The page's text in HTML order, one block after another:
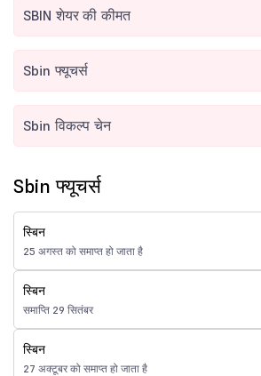
SBIN शेयर की कीमत
Sbin फ्यूचर्स
Sbin विकल्प चेन
Sbin फ्यूचर्स
स्बिन
25 अगस्त को समाप्त हो जाता है
स्बिन
समाप्ति 29 सितंबर
स्बिन
27 अक्टूबर को समाप्त हो जाता है